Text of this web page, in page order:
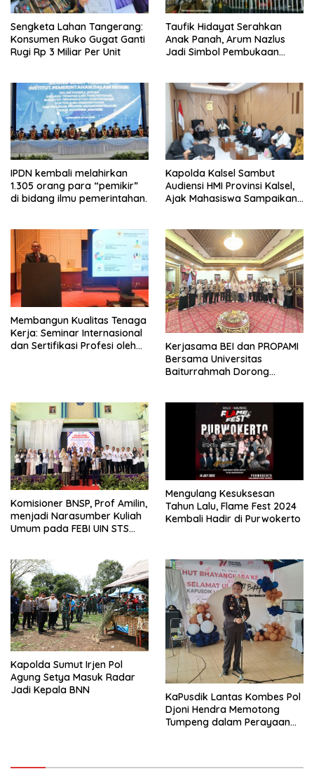
Sengketa Lahan Tangerang:
Konsumen Ruko Gugat Ganti
Rugi Rp 3 Miliar Per Unit
Taufik Hidayat Serahkan
Anak Panah, Arum Nazlus
Jadi Simbol Pembukaan
IPDN kembali melahirkan
1.305 orang para “pemikir”
di bidang ilmu pemerintahan.
Kapolda Kalsel Sambut
Audiensi HMI Provinsi Kalsel,
Ajak Mahasiswa Sampaikan
Membangun Kualitas Tenaga
Kerja: Seminar Internasional
dan Sertifikasi Profesi oleh
Kerjasama BEI dan PROPAMI
Bersama Universitas
Baiturrahmah Dorong
Komisioner BNSP, Prof Amilin,
menjadi Narasumber Kuliah
Umum pada FEBI UIN STS
Mengulang Kesuksesan
Tahun Lalu, Flame Fest 2024
Kembali Hadir di Purwokerto
Kapolda Sumut Irjen Pol
Agung Setya Masuk Radar
Jadi Kepala BNN
KaPusdik Lantas Kombes Pol
Djoni Hendra Memotong
Tumpeng dalam Perayaan